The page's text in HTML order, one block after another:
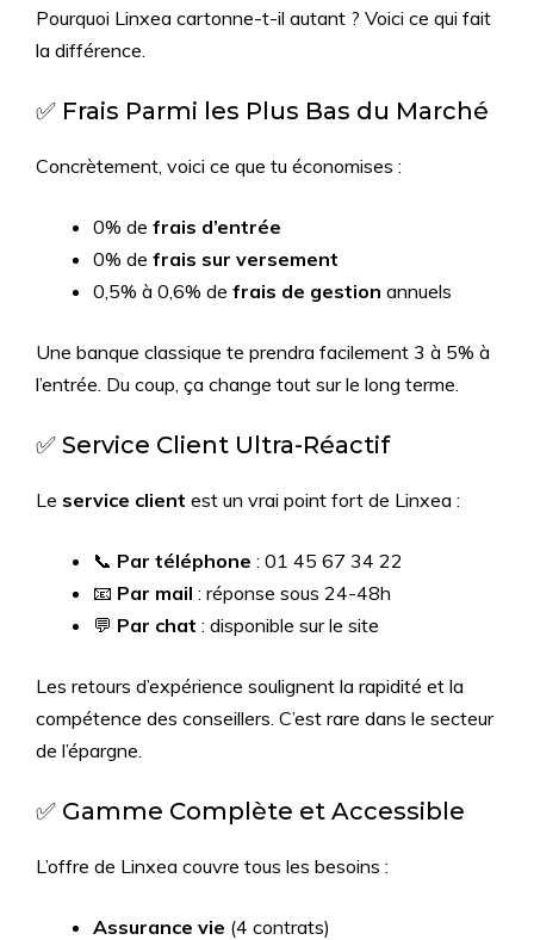
Pourquoi Linxea cartonne-t-il autant ? Voici ce qui fait
la différence.
✅ Frais Parmi les Plus Bas du Marché
Concrètement, voici ce que tu économises :
0% de frais d’entrée
0% de frais sur versement
0,5% à 0,6% de frais de gestion annuels
Une banque classique te prendra facilement 3 à 5% à
l’entrée. Du coup, ça change tout sur le long terme.
✅ Service Client Ultra-Réactif
Le service client est un vrai point fort de Linxea :
📞 Par téléphone : 01 45 67 34 22
📧 Par mail : réponse sous 24-48h
💬 Par chat : disponible sur le site
Les retours d’expérience soulignent la rapidité et la
compétence des conseillers. C’est rare dans le secteur
de l’épargne.
✅ Gamme Complète et Accessible
L’offre de Linxea couvre tous les besoins :
Assurance vie (4 contrats)